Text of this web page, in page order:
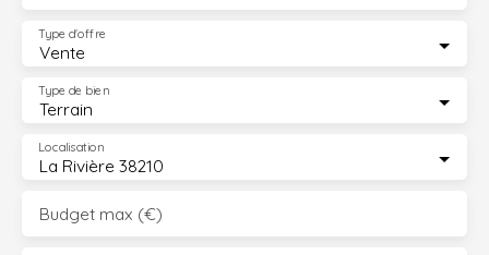
Vente
Type d'offre
Terrain
Type de bien
La Rivière 38210
Localisation
Budget max (€)